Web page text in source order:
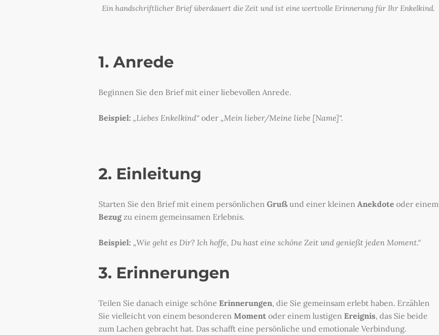
Ein handschriftlicher Brief überdauert die Zeit und ist eine wertvolle Erinnerung für Ihr Enkelkind.
1. Anrede
Beginnen Sie den Brief mit einer liebevollen Anrede.
Beispiel: „Liebes Enkelkind“oder „Mein lieber/Meine liebe [Name]“.
2. Einleitung
Starten Sie den Brief mit einem persönlichen Grußund einer kleinen Anekdote oder einem
Bezugzu einem gemeinsamen Erlebnis.
Beispiel: „Wie geht es Dir? Ich hoffe, Du hast eine schöne Zeit und genießt jeden Moment.“
3. Erinnerungen
Teilen Sie danach einige schöne Erinnerungen, die Sie gemeinsam erlebt haben. Erzählen
Sie vielleicht von einem besonderen Momentoder einem lustigen Ereignis, das Sie beide
zum Lachen gebracht hat. Das schafft eine persönliche und emotionale Verbindung.